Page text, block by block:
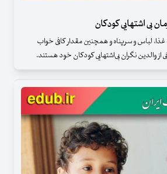
بی اشتهایی کودکان
لباس و سرپناه و همچنین مقدار کافی خواب
از والدین نگران بی‌اشتهایی کودکان خود هستند.